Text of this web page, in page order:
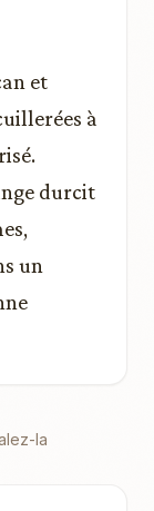
et
à
durcit
un
la